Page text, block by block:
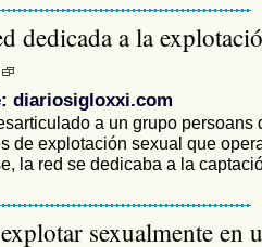
dedicada a la
diariosigloxxi.com
a un grupo persoans
de explotación sexual que
la red se dedicaba a la
sexualmente en